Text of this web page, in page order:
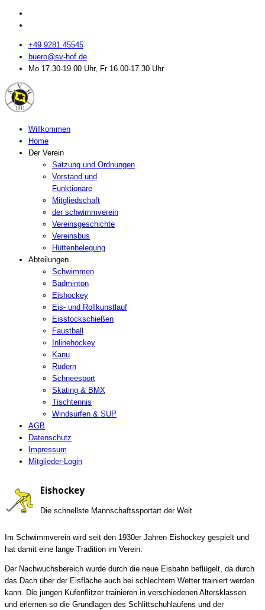
+49 9281 45545
buero@sv-hof.de
Mo 17.30-19.00 Uhr, Fr 16.00-17.30 Uhr
Willkommen
Home
Der Verein
Satzung und Ordnungen
Vorstand und
Funktionäre
Mitgliedschaft
der schwimmverein
Vereinsgeschichte
Vereinsbus
Hüttenbelegung
Abteilungen
Schwimmen
Badminton
Eishockey
Eis- und Rollkunstlauf
Eisstockschießen
Faustball
Inlinehockey
Kanu
Rudern
Schneesport
Skating & BMX
Tischtennis
Windsurfen & SUP
AGB
Datenschutz
Impressum
Mitglieder-Login
Eishockey
Die schnellste Mannschaftssportart der Welt
Im Schwimmverein wird seit den 1930er Jahren Eishockey gespielt und
hat damit eine lange Tradition im Verein.
Der Nachwuchsbereich wurde durch die neue Eisbahn beflügelt, da durch
das Dach über der Eisfläche auch bei schlechtem Wetter trainiert werden
kann. Die jungen Kufenflitzer trainieren in verschiedenen Altersklassen
und erlernen so die Grundlagen des Schlittschuhlaufens und der